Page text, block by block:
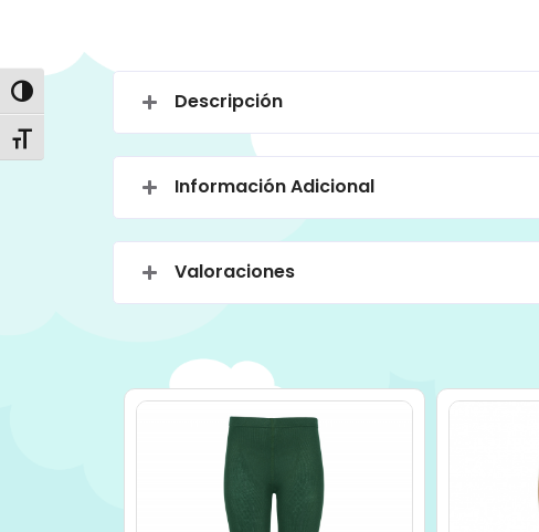
Alternar alto contraste
Alternar tamaño de letra
Descripción
Información Adicional
Valoraciones